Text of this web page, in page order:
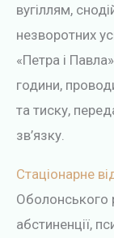
вугіллям,
незворотних
«Петра і
години,
та тиску,
зв’язку.
Стаціонарне
абстиненції,